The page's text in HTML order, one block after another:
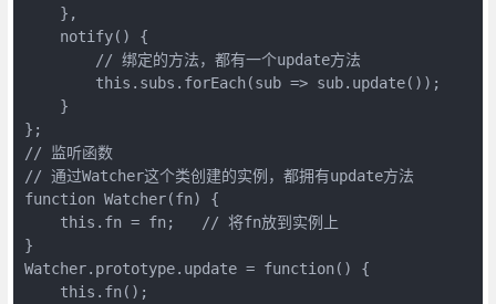
    },
    notify() {
        // 绑定的方法，都有一个update方法
        this.subs.forEach(sub => sub.update());
    }
};
// 监听函数
// 通过Watcher这个类创建的实例，都拥有update方法
function Watcher(fn) {
    this.fn = fn;   // 将fn放到实例上
}
Watcher.prototype.update = function() {
    this.fn();